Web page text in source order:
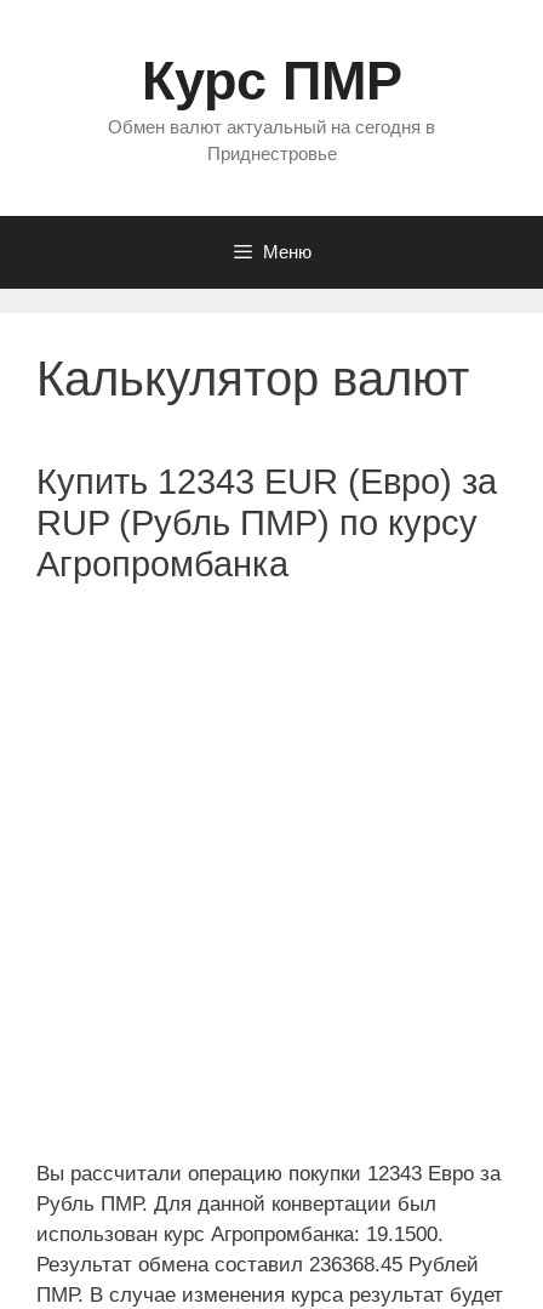
Курс ПМР
Обмен валют актуальный на сегодня в
Приднестровье
Меню
Калькулятор валют
Купить 12343 EUR (Евро) за
RUP (Рубль ПМР) по курсу
Агропромбанка
Вы рассчитали операцию покупки 12343 Евро за
Рубль ПМР. Для данной конвертации был
использован курс Агропромбанка: 19.1500.
Результат обмена составил 236368.45 Рублей
ПМР. В случае изменения курса результат будет